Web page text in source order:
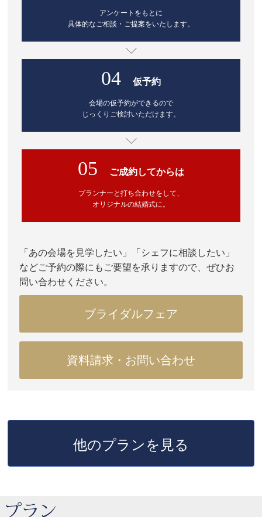
アンケートをもとに
具体的なご相談・ご提案をいたします。
04 仮予約
会場の仮予約ができるので
じっくりご検討いただけます。
05 ご成約してからは
プランナーと打ち合わせをして、
オリジナルの結婚式に。
「あの会場を見学したい」「シェフに相談したい」
などご予約の際にもご要望を承りますので、ぜひお
問い合わせください。
ブライダルフェア
資料請求・お問い合わせ
他のプランを見る